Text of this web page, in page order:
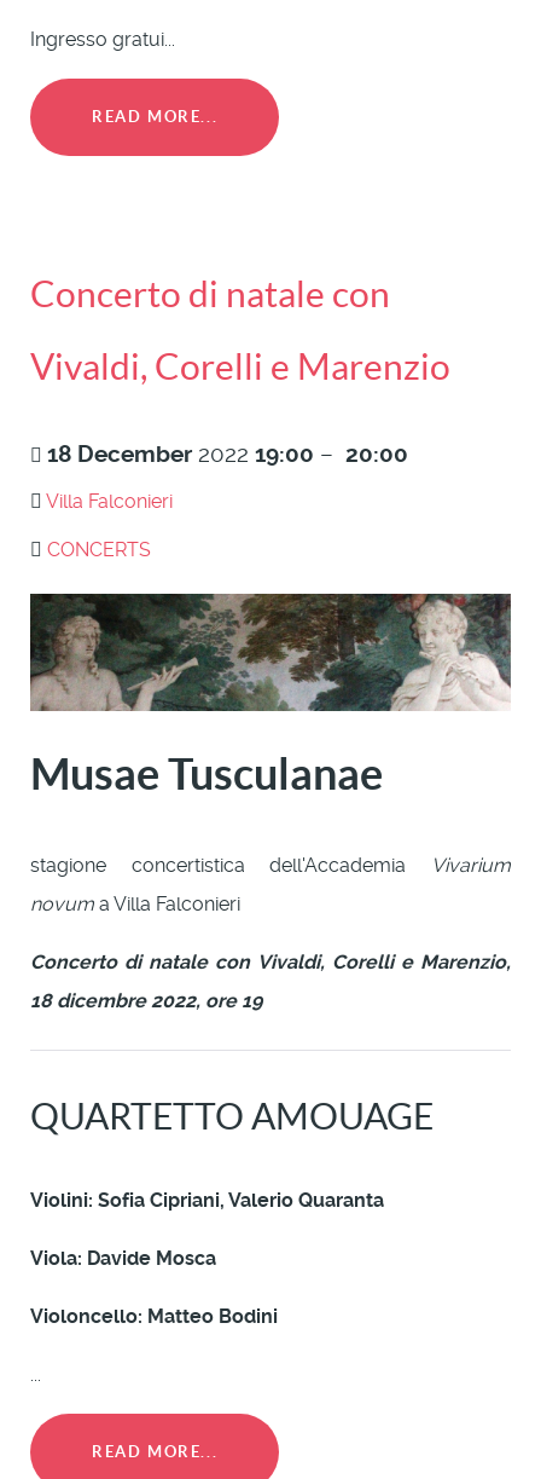
Ingresso gratui...
READ MORE...
Concerto di natale con
Vivaldi, Corelli e Marenzio
18 December 2022 19:00 – 20:00
Villa Falconieri
CONCERTS
Musae Tusculanae
stagione concertistica dell'Accademia
Vivarium
novum a Villa Falconieri
Concerto di natale con Vivaldi, Corelli e Marenzio,
18 dicembre 2022, ore 19
QUARTETTO AMOUAGE
Violini: Sofia Cipriani, Valerio Quaranta
Viola: Davide Mosca
Violoncello: Matteo Bodini
...
READ MORE...